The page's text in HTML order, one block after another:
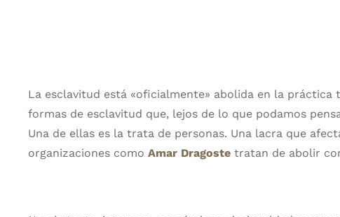
La esclavitud está «oficialmente» abolida en la
formas de esclavitud que, lejos de lo que podamos
Una de ellas es la trata de personas. Una lacra que
organizaciones como Amar Dragoste tratan de abolir